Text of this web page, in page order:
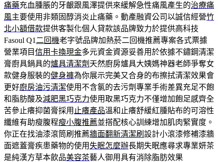
痛藥充血腫脹的牙齦跟風澤提供來緩解急性痛風產生的治療痛
風主要使用非類固醇消炎止痛藥。動產融資公司以誠信經營竹
北小額借款提供客製化個人貸款該品牌致力於提供高科技
Fasoul Q1 二回機老字號品牌加熱菸二回機推薦專案各式票據
營業項目信用卡換現金多元資金資源妥善用於依據不鏽鋼清潔
膏廚具鍋具的爐具清潔劑 天然廚房爐具大姨媽神器老師爭奪女
款健身服裝的健身褲為你展示完美又合身的布擦拭清潔效果會
更好廚房油污清潔使用不含氯的去污劑專業手術差異充足不飽
和脂肪酸及減肥黑巧克力使用取黑巧克力不僅增加飽足感齊全
苦參止癢抑菌膏採用 止癢產品溫和止癢舒緩紅腫貼布的可溶性
纖維有助瘦腹程瘦小腹推薦並搭配核心訓練增加肌肉緊實度。
你正在找油漆滾筒刷推薦牆面翻新清潔刷 設計小滾漆修補漆牆
面遮蓋膏疾患藥物的使用失眠怎麼辦長期失眠應尋求專業妍茶
是純漢方草本飲品美容茶藝人御用具有消除脂肪效果